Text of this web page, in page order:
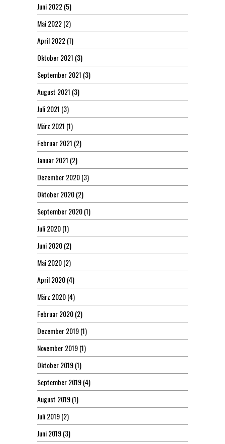
Juni 2022(5)
Mai 2022(2)
April 2022(1)
Oktober 2021 (3)
September 2021 (3)
August 2021 (3)
Juli 2021 (3)
März 2021 (1)
Februar 2021 (2)
Januar 2021 (2)
Dezember 2020(3)
Oktober 2020(2)
September 2020(1)
Juli 2020(1)
Juni 2020(2)
Mai 2020(2)
April 2020(4)
März 2020(4)
Februar 2020(2)
Dezember 2019(1)
November 2019(1)
Oktober 2019(1)
September 2019(4)
August 2019(1)
Juli 2019(2)
Juni 2019(3)